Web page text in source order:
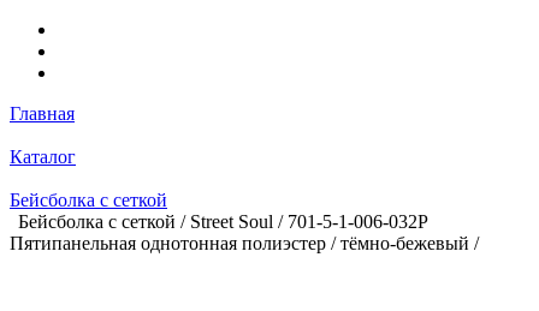
Главная
Каталог
Бейсболка с сеткой
Бейсболка с сеткой / Street Soul / 701-5-1-006-032P
Пятипанельная однотонная полиэстер / тёмно-бежевый /